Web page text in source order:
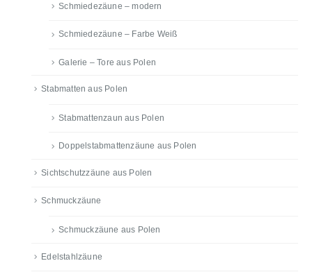
Schmiedezäune – modern
Schmiedezäune – Farbe Weiß
Galerie – Tore aus Polen
Stabmatten aus Polen
Stabmattenzaun aus Polen
Doppelstabmattenzäune aus Polen
Sichtschutzzäune aus Polen
Schmuckzäune
Schmuckzäune aus Polen
Edelstahlzäune